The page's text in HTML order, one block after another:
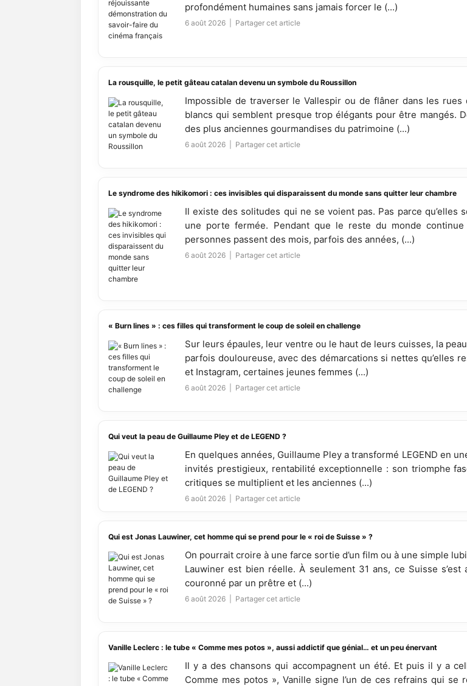
profondément humaines sans jamais forcer le (...)
6 août 2026 | Partager cet article
La rousquille, le petit gâteau catalan devenu un symbole du Roussillon
Impossible de traverser le Vallespir ou de flâner dans les
blancs qui semblent presque trop élégants pour être mangés.
des plus anciennes gourmandises du patrimoine (...)
6 août 2026 | Partager cet article
Le syndrome des hikikomori : ces invisibles qui disparaissent du monde sans quitter leur chambre
Il existe des solitudes qui ne se voient pas. Pas parce qu’elles
une porte fermée. Pendant que le reste du monde
personnes passent des mois, parfois des années, (...)
6 août 2026 | Partager cet article
« Burn lines » : ces filles qui transforment le coup de soleil en challenge
Sur leurs épaules, leur ventre ou le haut de leurs cuisses, la
parfois douloureuse, avec des démarcations si nettes qu’elles
et Instagram, certaines jeunes femmes (...)
6 août 2026 | Partager cet article
Qui veut la peau de Guillaume Pley et de LEGEND ?
En quelques années, Guillaume Pley a transformé LEGEND en
invités prestigieux, rentabilité exceptionnelle : son triomphe
critiques se multiplient et les anciennes (...)
6 août 2026 | Partager cet article
Qui est Jonas Lauwiner, cet homme qui se prend pour le « roi de Suisse » ?
On pourrait croire à une farce sortie d’un film ou à une simple
Lauwiner est bien réelle. À seulement 31 ans, ce Suisse
couronné par un prêtre et (...)
6 août 2026 | Partager cet article
Vanille Leclerc : le tube « Comme mes potos », aussi addictif que génial… et un peu énervant
Il y a des chansons qui accompagnent un été. Et puis il y a
Comme mes potos », Vanille signe l’un de ces refrains qui